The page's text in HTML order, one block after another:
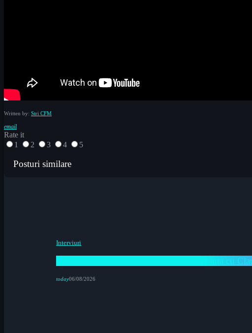
Written by: Stri CFM
email
Rate it
1
2 3 4 5
Posturi similare
Interviuri
Happy Lunch Mix la Radio CFM Constanța cu
today06/08/2026